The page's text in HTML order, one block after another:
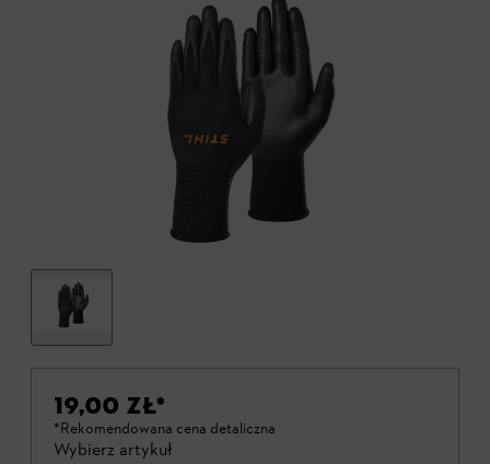
19,00 ZŁ*
*Rekomendowana cena detaliczna
Wybierz artykuł